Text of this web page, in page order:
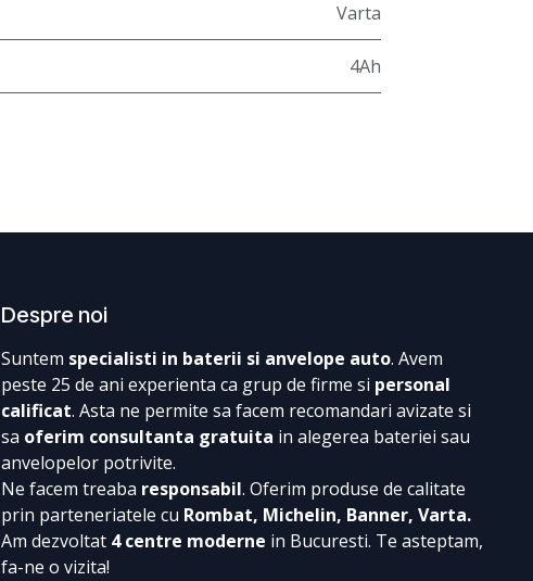
Varta
4Ah
Despre noi
Suntem specialisti in baterii si anvelope auto. Avem
peste 25 de ani experienta ca grup de firme si personal
calificat. Asta ne permite sa facem recomandari avizate si
sa oferim consultanta gratuita in alegerea bateriei sau
anvelopelor potrivite.
Ne facem treaba responsabil. Oferim produse de calitate
prin parteneriatele cu Rombat, Michelin, Banner, Varta.
Am dezvoltat 4 centre moderne in Bucuresti. Te asteptam,
fa-ne o vizita!